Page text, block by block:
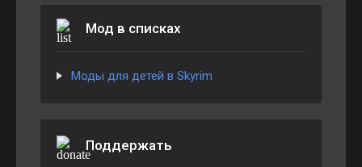
Мод в списках
Моды для детей в Skyrim
Поддержать